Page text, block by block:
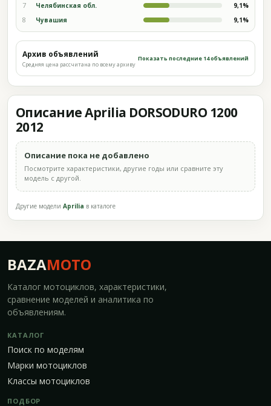
7 Челябинская обл. 9,1%
8 Чувашия 9,1%
Архив объявлений
Средняя цена рассчитана по всему архиву
Показать последние 14 объявлений
Описание Aprilia DORSODURO 1200
2012
Описание пока не добавлено
Посмотрите характеристики, другие годы или сравните эту
модель с другой.
Другие модели Aprilia в каталоге
BAZAMOTO
Каталог мотоциклов, характеристики,
сравнение моделей и аналитика по
объявлениям.
КАТАЛОГ
Поиск по моделям
Марки мотоциклов
Классы мотоциклов
ПОДБОР